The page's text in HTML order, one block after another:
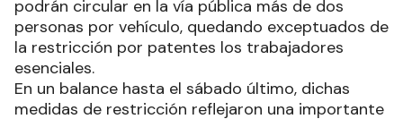
podrán circular en la vía pública más de dos
personas por vehículo, quedando exceptuados de
la restricción por patentes los trabajadores
esenciales.
En un balance hasta el sábado último, dichas
medidas de restricción reflejaron una importante